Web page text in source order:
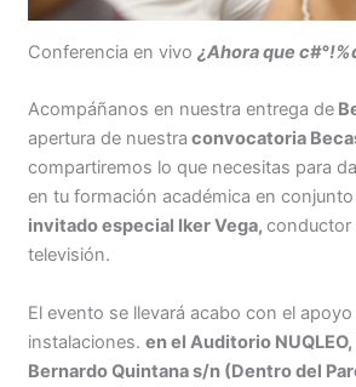
Conferencia en vivo ¿Ahora que
Acompáñanos en nuestra entrega de
apertura de nuestra convocatoria
compartiremos lo que necesitas para
en tu formación académica en
invitado especial Iker Vega, conductor
televisión.
El evento se llevará acabo con el
instalaciones. en el Auditorio
Bernardo Quintana s/n (Dentro del